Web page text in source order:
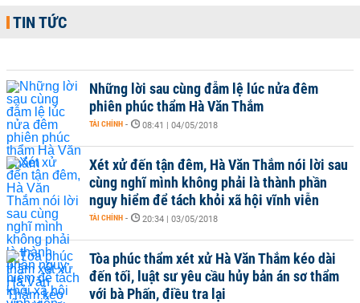
TIN TỨC
Những lời sau cùng đẫm lệ lúc nửa đêm
phiên phúc thẩm Hà Văn Thắm
TÀI CHÍNH - 08:41 | 04/05/2018
Xét xử đến tận đêm, Hà Văn Thắm nói lời sau
cùng nghĩ mình không phải là thành phần
nguy hiểm để tách khỏi xã hội vĩnh viễn
TÀI CHÍNH - 20:34 | 03/05/2018
Tòa phúc thẩm xét xử Hà Văn Thắm kéo dài
đến tối, luật sư yêu cầu hủy bản án sơ thẩm
với bà Phấn, điều tra lại